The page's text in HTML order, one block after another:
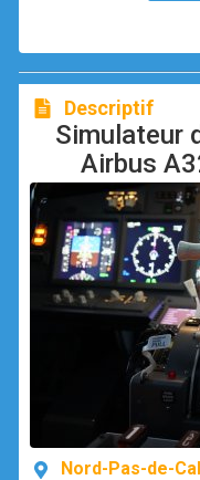
Descriptif
Simulateur
Airbus
Nord-Pas-de-